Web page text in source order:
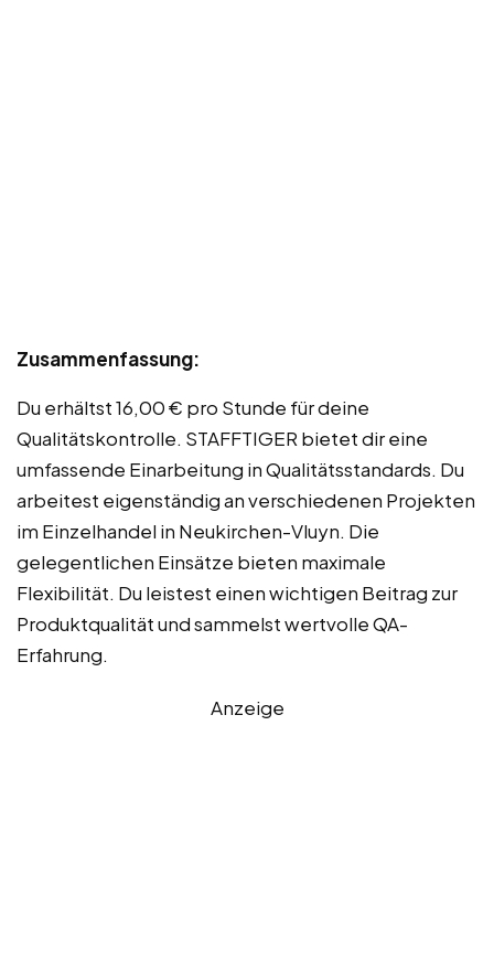
Zusammenfassung:
Du erhältst 16,00 € pro Stunde für deine
Qualitätskontrolle. STAFFTIGER bietet dir eine
umfassende Einarbeitung in Qualitätsstandards. Du
arbeitest eigenständig an verschiedenen Projekten
im Einzelhandel in Neukirchen-Vluyn. Die
gelegentlichen Einsätze bieten maximale
Flexibilität. Du leistest einen wichtigen Beitrag zur
Produktqualität und sammelst wertvolle QA-
Erfahrung.
Anzeige